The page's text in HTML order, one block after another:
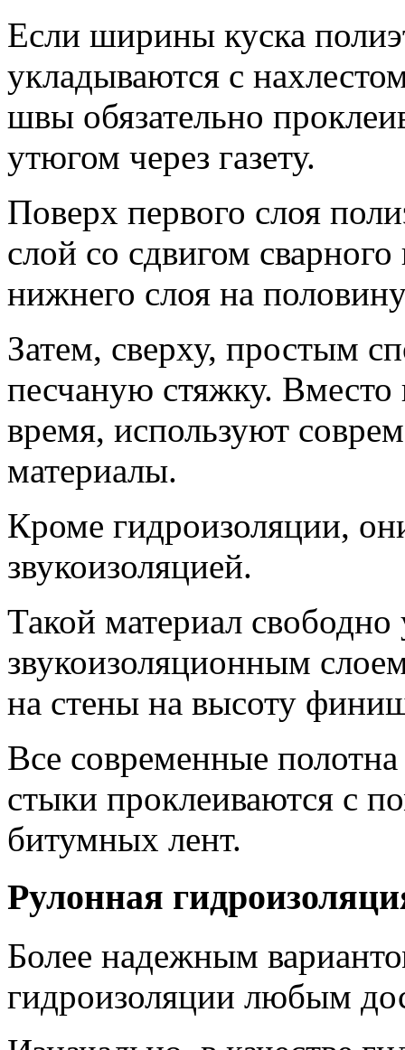
Если ширины куска
укладываются с
швы обязательно
утюгом через газету.
Поверх первого слоя
слой со сдвигом
нижнего слоя на
Затем, сверху, простым
песчаную стяжку. Вместо
время, используют
материалы.
Кроме гидроизоляции,
звукоизоляцией.
Такой материал
звукоизоляционным
на стены на высоту
Все современные
стыки проклеиваются с
битумных лент.
Рулонная
Более надежным
гидроизоляции любым